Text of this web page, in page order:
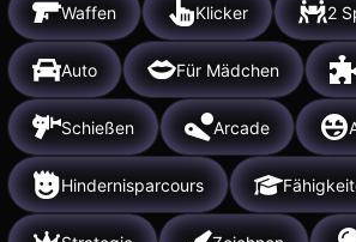
Waffen Klicker 2
Auto Für Mädchen
Schießen Arcade
Hindernisparcours